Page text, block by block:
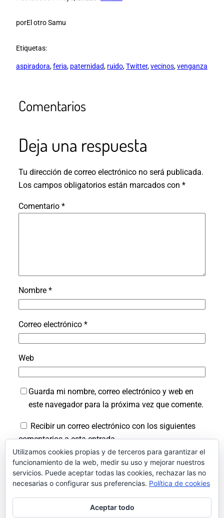
porEl otro Samu
Etiquetas:
aspiradora, feria, paternidad, ruido, Twitter, vecinos, venganza
Comentarios
Deja una respuesta
Tu dirección de correo electrónico no será publicada.
Los campos obligatorios están marcados con *
Comentario *
Nombre *
Correo electrónico *
Web
Guarda mi nombre, correo electrónico y web en
este navegador para la próxima vez que comente.
Recibir un correo electrónico con los siguientes
comentarios a esta entrada.
Recibir un correo electrónico con cada nueva
entrada.
Utilizamos cookies propias y de terceros para garantizar el
funcionamiento de la web, medir su uso y mejorar nuestros
servicios. Puede aceptar todas las cookies, rechazar las no
necesarias o configurar sus preferencias. Política de cookies
Aceptar todo